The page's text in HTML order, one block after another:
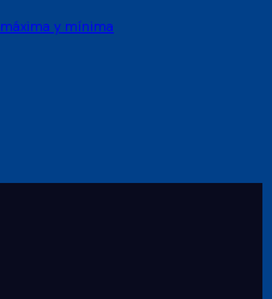
máxima y mínima